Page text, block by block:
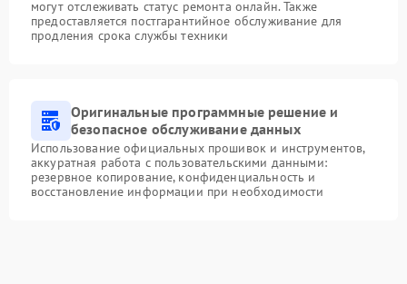
могут отслеживать статус ремонта онлайн. Также
предоставляется постгарантийное обслуживание для
продления срока службы техники
Оригинальные программные решение и
безопасное обслуживание данных
Использование официальных прошивок и инструментов,
аккуратная работа с пользовательскими данными:
резервное копирование, конфиденциальность и
восстановление информации при необходимости